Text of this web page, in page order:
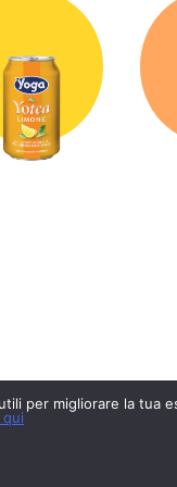
per migliorare la tua
qui